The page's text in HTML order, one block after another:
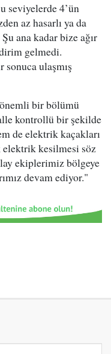
seviyelerde 4’ün
az hasarlı ya da
ana kadar bize ağır
gelmedi.
sonuca ulaşmış
bir bölümü
kontrollü bir şekilde
de elektrik kaçakları
kesilmesi söz
ekiplerimiz bölgeye
devam ediyor."